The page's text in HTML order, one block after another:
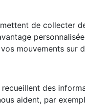
de collecter
mouvements sur
des
aident, par